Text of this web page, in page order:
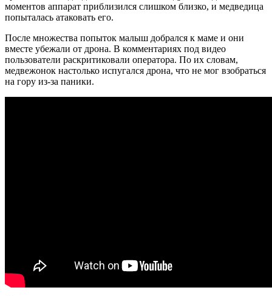
моментов аппарат приблизился слишком близко, и медведица
попыталась атаковать его.
После множества попыток малыш добрался к маме и они
вместе убежали от дрона. В комментариях под видео
пользователи раскритиковали оператора. По их словам,
медвежонок настолько испугался дрона, что не мог взобраться
на гору из-за паники.